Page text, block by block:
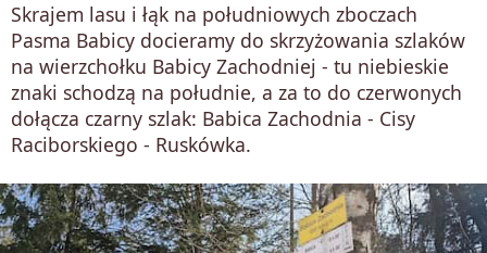
Skrajem lasu i łąk na południowych zboczach
Pasma Babicy docieramy do skrzyżowania szlaków
na wierzchołku Babicy Zachodniej - tu niebieskie
znaki schodzą na południe, a za to do czerwonych
dołącza czarny szlak: Babica Zachodnia - Cisy
Raciborskiego - Ruskówka.